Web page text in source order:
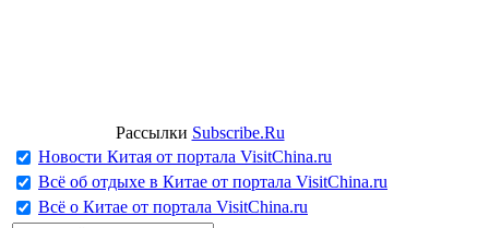
Рассылки Subscribe.Ru
Новости Китая от портала VisitChina.ru
Всё об отдыхе в Китае от портала VisitChina.ru
Всё о Китае от портала VisitChina.ru